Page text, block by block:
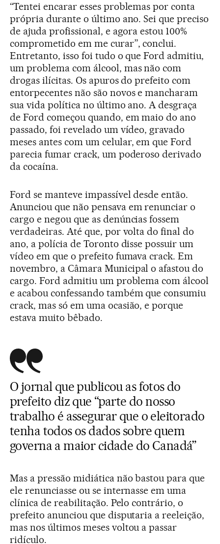
“Tentei encarar esses problemas por conta
própria durante o último ano. Sei que preciso
de ajuda profissional, e agora estou 100%
comprometido em me curar”, conclui.
Entretanto, isso foi tudo o que Ford admitiu,
um problema com álcool, mas não com
drogas ilícitas. Os apuros do prefeito com
entorpecentes não são novos e mancharam
sua vida política no último ano. A desgraça
de Ford começou quando, em maio do ano
passado, foi revelado um vídeo, gravado
meses antes com um celular, em que Ford
parecia fumar crack, um poderoso derivado
da cocaína.
Ford se manteve impassível desde então.
Anunciou que não pensava em renunciar o
cargo e negou que as denúncias fossem
verdadeiras. Até que, por volta do final do
ano, a polícia de Toronto disse possuir um
vídeo em que o prefeito fumava crack. Em
novembro, a Câmara Municipal o afastou do
cargo. Ford admitiu um problema com álcool
e acabou confessando também que consumiu
crack, mas só em uma ocasião, e porque
estava muito bêbado.
O jornal que publicou as fotos do
prefeito diz que “parte do nosso
trabalho é assegurar que o eleitorado
tenha todos os dados sobre quem
governa a maior cidade do Canadá”
Mas a pressão midiática não bastou para que
ele renunciasse ou se internasse em uma
clínica de reabilitação. Pelo contrário, o
prefeito anunciou que disputaria a reeleição,
mas nos últimos meses voltou a passar
ridículo.